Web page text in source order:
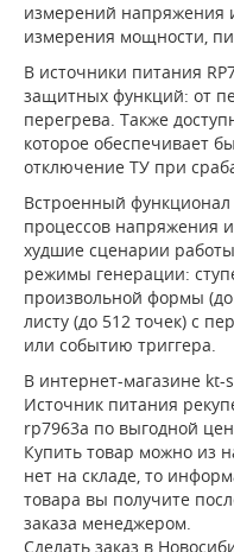
измерений напряжения
измерения мощности,
В источники питания
защитных функций: от
перегрева. Также
которое обеспечивает
отключение ТУ при
Встроенный
процессов напряжения
худшие сценарии
режимы генерации:
произвольной формы
листу (до 512 точек) с
или событию триггера.
В интернет-магазине
Источник питания
rp7963a по выгодной
Купить товар можно из
нет на складе, то
товара вы получите
заказа менеджером.
Сделать заказ в